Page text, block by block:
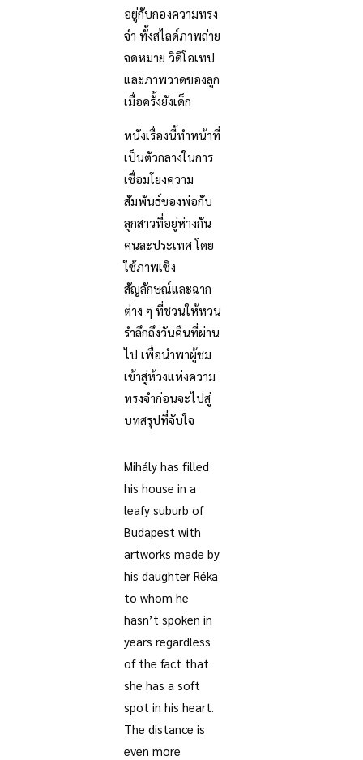
อยู่กับกองความทรง
จำ ทั้งสไลด์ภาพถ่าย
จดหมาย วิดีโอเทป
และภาพวาดของลูก
เมื่อครั้งยังเด็ก
หนังเรื่องนี้ทำหน้าที่
เป็นตัวกลางในการ
เชื่อมโยงความ
สัมพันธ์ของพ่อกับ
ลูกสาวที่อยู่ห่างกัน
คนละประเทศ โดย
ใช้ภาพเชิง
สัญลักษณ์และฉาก
ต่าง ๆ ที่ชวนให้หวน
รำลึกถึงวันคืนที่ผ่าน
ไป เพื่อนำพาผู้ชม
เข้าสู่ห้วงแห่งความ
ทรงจำก่อนจะไปสู่
บทสรุปที่จับใจ
Mihály has filled
his house in a
leafy suburb of
Budapest with
artworks made by
his daughter Réka
to whom he
hasn’t spoken in
years regardless
of the fact that
she has a soft
spot in his heart.
The distance is
even more